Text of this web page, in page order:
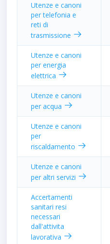
Utenze e canoni
per telefonia e
reti di
trasmissione
Utenze e canoni
per energia
elettrica
Utenze e canoni
per acqua
Utenze e canoni
per
riscaldamento
Utenze e canoni
per altri servizi
Accertamenti
sanitari resi
necessari
dall'attivita
lavorativa